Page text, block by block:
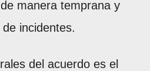
manera temprana y
incidentes.
del acuerdo es el